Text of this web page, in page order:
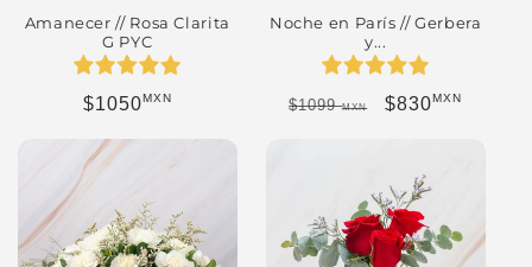
Amanecer // Rosa Clarita
G PYC
Precio habitual
$1050MXN
Noche en París // Gerbera
y...
Precio habitual
$1099MXN Precio de
$830MXN